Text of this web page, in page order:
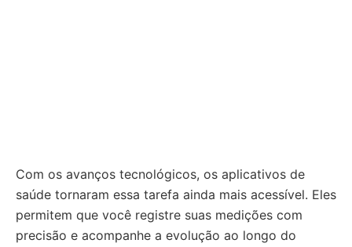
Com os avanços tecnológicos, os aplicativos de
saúde tornaram essa tarefa ainda mais acessível. Eles
permitem que você registre suas medições com
precisão e acompanhe a evolução ao longo do